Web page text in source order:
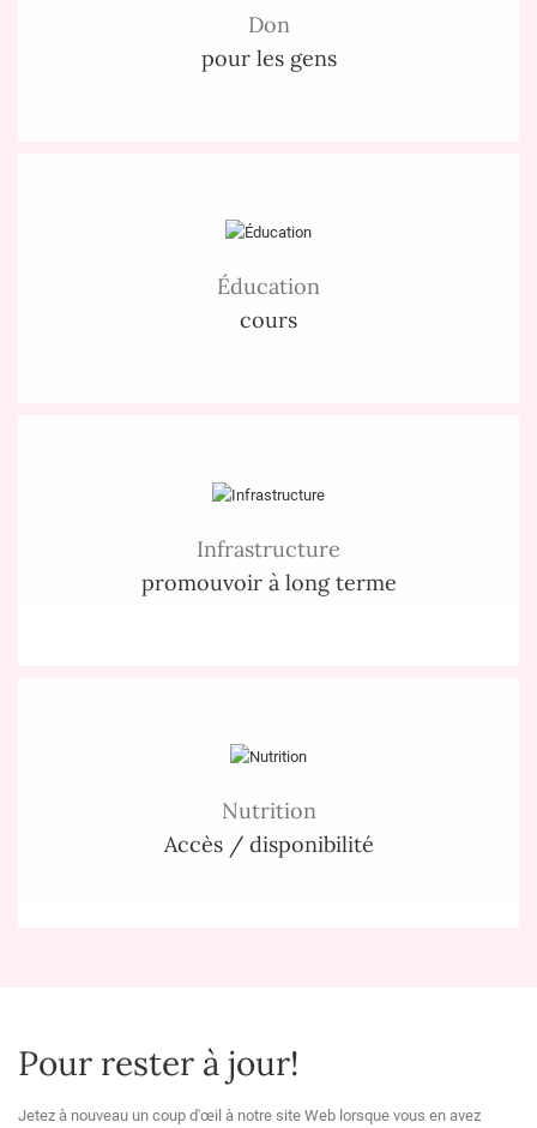
Don
pour les gens
Éducation
cours
Infrastructure
promouvoir à long terme
Nutrition
Accès / disponibilité
Pour rester à jour!
Jetez à nouveau un coup d'œil à notre site Web lorsque vous en avez